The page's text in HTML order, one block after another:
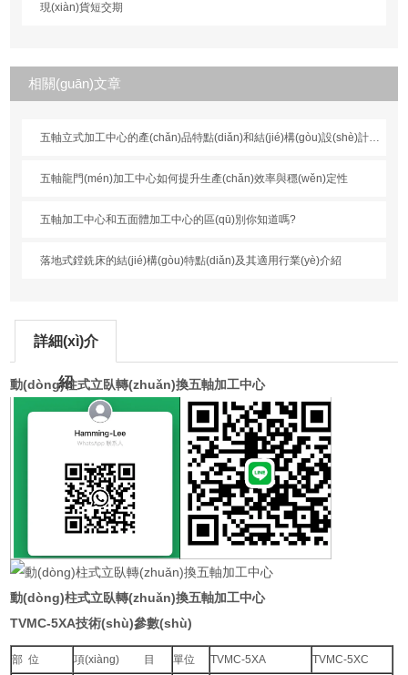
現(xiàn)貨短交期
相關(guān)文章
五軸立式加工中心的產(chǎn)品特點(diǎn)和結(jié)構(gòu)設(shè)計(jì)特性說(shuō)明
五軸龍門(mén)加工中心如何提升生產(chǎn)效率與穩(wěn)定性
五軸加工中心和五面體加工中心的區(qū)別你知道嗎?
落地式鏜銑床的結(jié)構(gòu)特點(diǎn)及其適用行業(yè)介紹
詳細(xì)介
紹
動(dòng)柱式立臥轉(zhuǎn)換五軸加工中心
動(dòng)柱式立臥轉(zhuǎn)換五軸加工中心
TVMC-5XA技術(shù)參數(shù)
部 位 項(xiàng) 目 單位 TVMC-5XA TVMC-5XC